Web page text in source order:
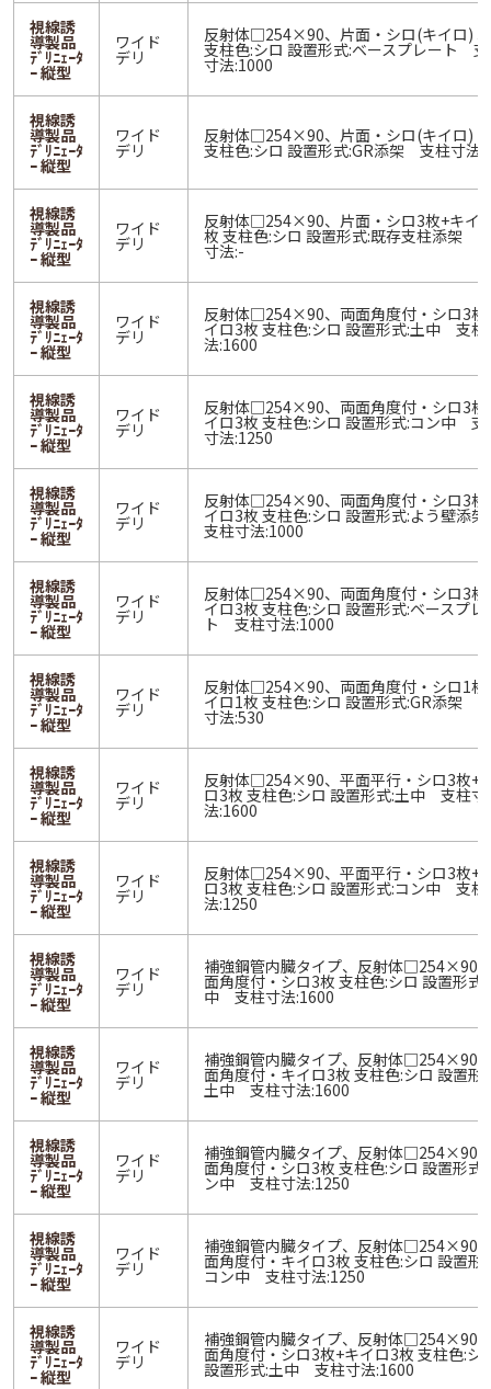
視線誘
導製品
ﾃﾞﾘﾆｪｰﾀ
ｰ 縦型
ワイド
デリ
反射体□254×90、片面・シロ(キイロ) 3
支柱色:シロ 設置形式:ベースプレート
寸法:1000
視線誘
導製品
ﾃﾞﾘﾆｪｰﾀ
ｰ 縦型
ワイド
デリ
反射体□254×90、片面・シロ(キイロ) 1
支柱色:シロ 設置形式:GR添架 支柱寸法
視線誘
導製品
ﾃﾞﾘﾆｪｰﾀ
ｰ 縦型
ワイド
デリ
反射体□254×90、片面・シロ3枚+キイ
枚 支柱色:シロ 設置形式:既存支柱添架
寸法:-
視線誘
導製品
ﾃﾞﾘﾆｪｰﾀ
ｰ 縦型
ワイド
デリ
反射体□254×90、両面角度付・シロ3枚
イロ3枚 支柱色:シロ 設置形式:土中 支柱
法:1600
視線誘
導製品
ﾃﾞﾘﾆｪｰﾀ
ｰ 縦型
ワイド
デリ
反射体□254×90、両面角度付・シロ3枚
イロ3枚 支柱色:シロ 設置形式:コン中 支
寸法:1250
視線誘
導製品
ﾃﾞﾘﾆｪｰﾀ
ｰ 縦型
ワイド
デリ
反射体□254×90、両面角度付・シロ3枚
イロ3枚 支柱色:シロ 設置形式:よう壁添
支柱寸法:1000
視線誘
導製品
ﾃﾞﾘﾆｪｰﾀ
ｰ 縦型
ワイド
デリ
反射体□254×90、両面角度付・シロ3枚
イロ3枚 支柱色:シロ 設置形式:ベースプレ
ト 支柱寸法:1000
視線誘
導製品
ﾃﾞﾘﾆｪｰﾀ
ｰ 縦型
ワイド
デリ
反射体□254×90、両面角度付・シロ1枚
イロ1枚 支柱色:シロ 設置形式:GR添架
寸法:530
視線誘
導製品
ﾃﾞﾘﾆｪｰﾀ
ｰ 縦型
ワイド
デリ
反射体□254×90、平面平行・シロ3枚+
ロ3枚 支柱色:シロ 設置形式:土中 支柱寸
法:1600
視線誘
導製品
ﾃﾞﾘﾆｪｰﾀ
ｰ 縦型
ワイド
デリ
反射体□254×90、平面平行・シロ3枚+
ロ3枚 支柱色:シロ 設置形式:コン中 支柱
法:1250
視線誘
導製品
ﾃﾞﾘﾆｪｰﾀ
ｰ 縦型
ワイド
デリ
補強鋼管内臓タイプ、反射体□254×90
面角度付・シロ3枚 支柱色:シロ 設置形式:
中 支柱寸法:1600
視線誘
導製品
ﾃﾞﾘﾆｪｰﾀ
ｰ 縦型
ワイド
デリ
補強鋼管内臓タイプ、反射体□254×90
面角度付・キイロ3枚 支柱色:シロ 設置形
土中 支柱寸法:1600
視線誘
導製品
ﾃﾞﾘﾆｪｰﾀ
ｰ 縦型
ワイド
デリ
補強鋼管内臓タイプ、反射体□254×90
面角度付・シロ3枚 支柱色:シロ 設置形式:
ン中 支柱寸法:1250
視線誘
導製品
ﾃﾞﾘﾆｪｰﾀ
ｰ 縦型
ワイド
デリ
補強鋼管内臓タイプ、反射体□254×90
面角度付・キイロ3枚 支柱色:シロ 設置形
コン中 支柱寸法:1250
視線誘
導製品
ﾃﾞﾘﾆｪｰﾀ
ｰ 縦型
ワイド
デリ
補強鋼管内臓タイプ、反射体□254×90
面角度付・シロ3枚+キイロ3枚 支柱色:シ
設置形式:土中 支柱寸法:1600